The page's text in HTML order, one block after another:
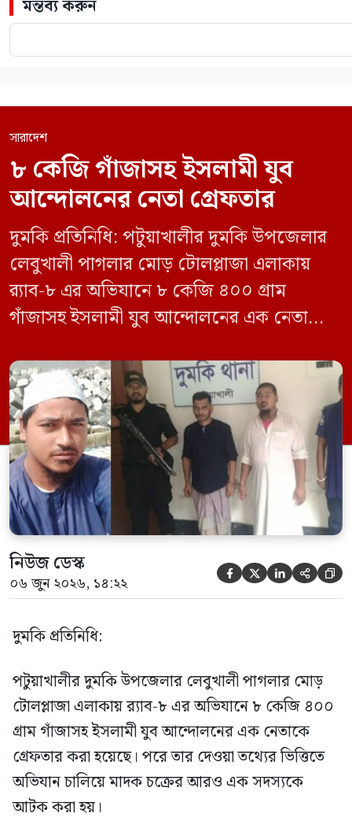
মন্তব্য করুন
সারাদেশ
৮ কেজি গাঁজাসহ ইসলামী যুব
আন্দোলনের নেতা গ্রেফতার
দুমকি প্রতিনিধি: পটুয়াখালীর দুমকি উপজেলার
লেবুখালী পাগলার মোড় টোলপ্লাজা এলাকায়
র‍্যাব-৮ এর অভিযানে ৮ কেজি ৪০০ গ্রাম
গাঁজাসহ ইসলামী যুব আন্দোলনের এক নেতাকে
ভিত্তিতে অভিযান চালিয়ে মাদক চক্রের আরও
এক সদস্যকে আটক করা হয়। র‍্যাব ও পুলিশ
সূত্রে জানা গেছে, শুক্রবার গোপন সংবাদের
ভিত্তিতে র‍্যাব-৮, সিপিসি-১ পটুয়াখালী ক্যাম্পের
[…]
নিউজ ডেস্ক
০৬ জুন ২০২৬, ১৪:২২     
দুমকি প্রতিনিধি:
পটুয়াখালীর দুমকি উপজেলার লেবুখালী পাগলার মোড়
টোলপ্লাজা এলাকায় র‍্যাব-৮ এর অভিযানে ৮ কেজি ৪০০
গ্রাম গাঁজাসহ ইসলামী যুব আন্দোলনের এক নেতাকে
গ্রেফতার করা হয়েছে। পরে তার দেওয়া তথ্যের ভিত্তিতে
অভিযান চালিয়ে মাদক চক্রের আরও এক সদস্যকে
আটক করা হয়।